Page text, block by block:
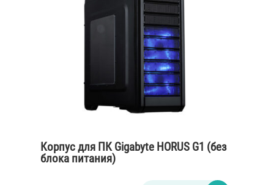
Корпус для ПК Gigabyte HORUS G1 (без
блока питания)